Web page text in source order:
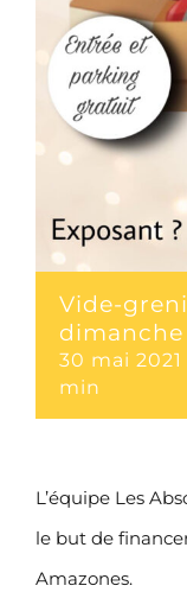
Vide-
dimanche
30 mai
min
L’équipe Les
le but de
Amazones.